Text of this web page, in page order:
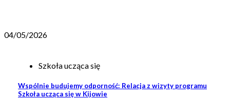
04/05/2026
Szkoła ucząca się
Wspólnie budujemy odporność: Relacja z wizyty programu
Szkoła ucząca się w Kijowie